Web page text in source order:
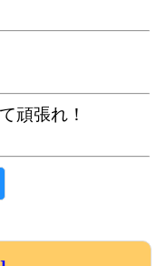
頑張れ！